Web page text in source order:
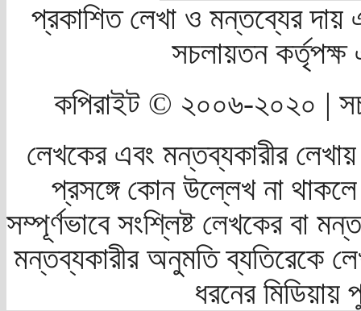
প্রকাশিত লেখা ও মন্তব্যের দায়
সচলায়তন
কপিরাইট © ২০০৬-২০২০ |
লেখকের এবং মন্তব্যকারীর
প্রসঙ্গে কোন উল্লেখ না
সম্পূর্ণভাবে সংশ্লিষ্ট লেখকের বা
মন্তব্যকারীর অনুমতি ব্যতিরেকে
ধরনের মিডিয়ায়